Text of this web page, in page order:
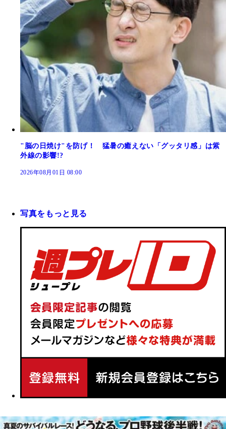
"脳の日焼け"を防げ！ 猛暑の癒えない「グッタリ感」は紫
外線の影響!?
2026年08月01日 08:00
写真をもっと見る